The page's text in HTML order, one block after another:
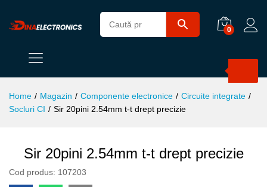
0
Home / Magazin / Componente electronice / Circuite integrate /
Socluri CI / Sir 20pini 2.54mm t-t drept precizie
Sir 20pini 2.54mm t-t drept precizie
Cod produs: 107203